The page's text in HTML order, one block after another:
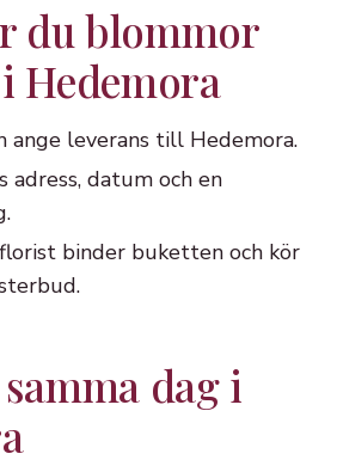
du blommor
Hedemora
ange leverans till Hedemora.
adress, datum och en
binder buketten och kör
dag i